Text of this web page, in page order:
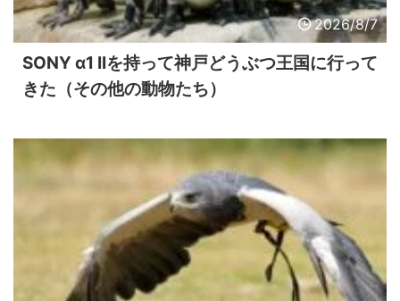
2026/8/7
SONY α1 IIを持って神戸どうぶつ王国に行って
きた（その他の動物たち）